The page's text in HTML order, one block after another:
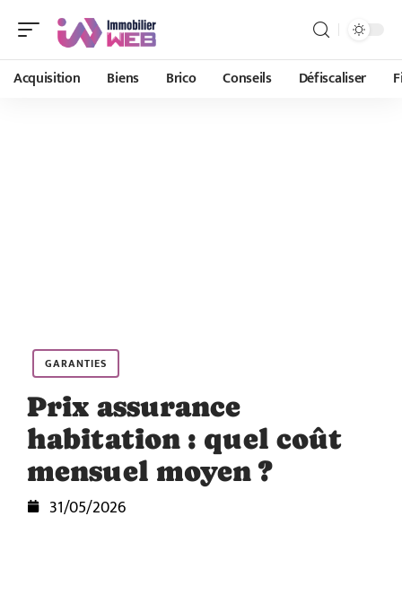
Acquisition Biens Brico Conseils Défiscaliser
GARANTIES
Prix assurance
habitation : quel coût
mensuel moyen ?
31/05/2026